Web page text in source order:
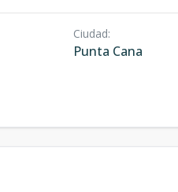
Ciudad:
Punta Cana